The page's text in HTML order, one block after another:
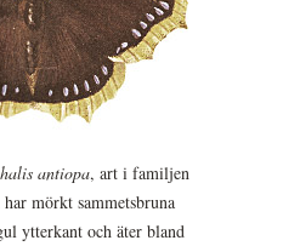
antiopa, art i familjen
mörkt sammetsbruna
ytterkant och äter bland